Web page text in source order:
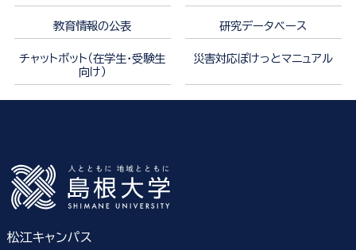
教育情報の公表 研究データベース
チャットボット（在学生・受験生
向け）
災害対応ぽけっとマニュアル
松江キャンパス